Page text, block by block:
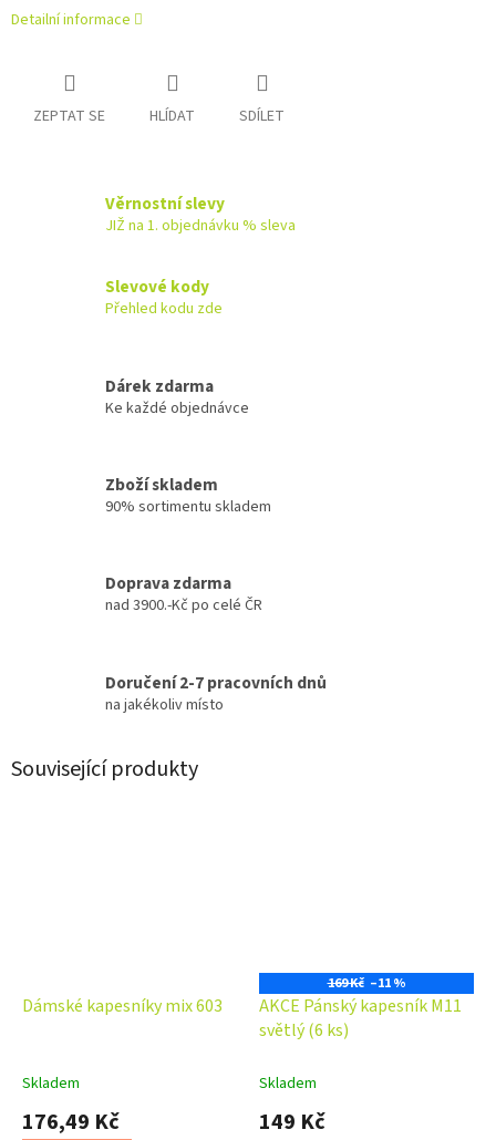
Detailní informace
ZEPTAT SE HLÍDAT SDÍLET
Věrnostní slevy
JIŽ na 1. objednávku % sleva
Slevové kody
Přehled kodu zde
Dárek zdarma
Ke každé objednávce
Zboží skladem
90% sortimentu skladem
Doprava zdarma
nad 3900.-Kč po celé ČR
Doručení 2-7 pracovních dnů
na jakékoliv místo
Související produkty
Dámské kapesníky mix 603
Skladem
176,49 Kč
169 Kč –11 %
AKCE Pánský kapesník M11
světlý (6 ks)
Skladem
149 Kč